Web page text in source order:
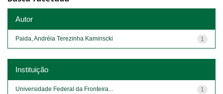
Autor
1
Paida, Andréia Terezinha Kaminscki
Instituição
1
Universidade Federal da Fronteira...